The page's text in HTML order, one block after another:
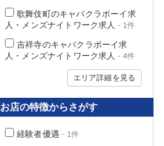
歌舞伎町のキャバクラボーイ求
人・メンズナイトワーク求人 - 1件
吉祥寺のキャバクラボーイ求
人・メンズナイトワーク求人 - 4件
エリア詳細を見る
お店の特徴からさがす
経験者優遇 - 1件